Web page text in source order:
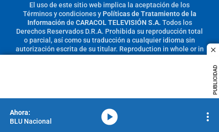
PUBLICIDAD
El uso de este sitio web implica la aceptación de los
Términos y condicionesy Políticas de Tratamiento de la
Información de CARACOL TELEVISIÓN S.A. Todos los
Derechos Reservados D.R.A. Prohibida su reproducción total
o parcial, así como su traducción a cualquier idioma sin
autorización escrita de su titular. Reproduction in whole or in
BLU Nacional